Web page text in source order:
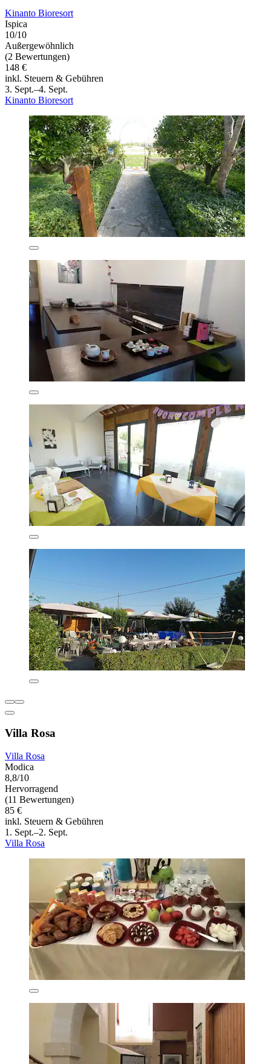
Kinanto Bioresort
Ispica
10/10
Außergewöhnlich
(2 Bewertungen)
148 €
inkl. Steuern & Gebühren
3. Sept.–4. Sept.
Kinanto Bioresort
Villa Rosa
Villa Rosa
Modica
8,8/10
Hervorragend
(11 Bewertungen)
85 €
inkl. Steuern & Gebühren
1. Sept.–2. Sept.
Villa Rosa